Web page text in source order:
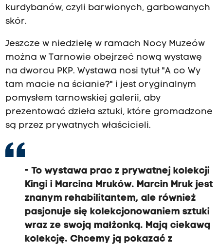
kurdybanów, czyli barwionych, garbowanych
skór.
Jeszcze w niedzielę w ramach Nocy Muzeów
można w Tarnowie obejrzeć nową wystawę
na dworcu PKP. Wystawa nosi tytuł "A co Wy
tam macie na ścianie?" i jest oryginalnym
pomysłem tarnowskiej galerii, aby
prezentować dzieła sztuki, które gromadzone
są przez prywatnych właścicieli.
- To wystawa prac z prywatnej kolekcji
Kingi i Marcina Mruków. Marcin Mruk jest
znanym rehabilitantem, ale również
pasjonuje się kolekcjonowaniem sztuki
wraz ze swoją małżonką. Mają ciekawą
kolekcję. Chcemy ją pokazać z